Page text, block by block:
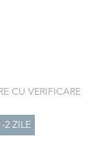
CU VERIFICARE
2 ZILE